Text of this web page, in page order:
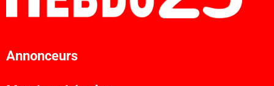
Annonceurs